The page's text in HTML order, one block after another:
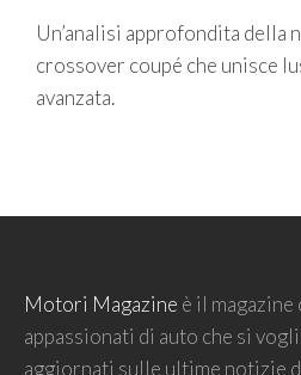
Un’analisi approfondita della
crossover coupé che unisce
avanzata.
Motori Magazine è il
appassionati di auto che si
aggiornati sulle ultime notizie